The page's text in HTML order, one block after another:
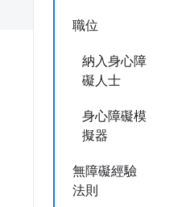
職位
納入身心障
礙人士
身心障礙模
擬器
無障礙經驗
法則